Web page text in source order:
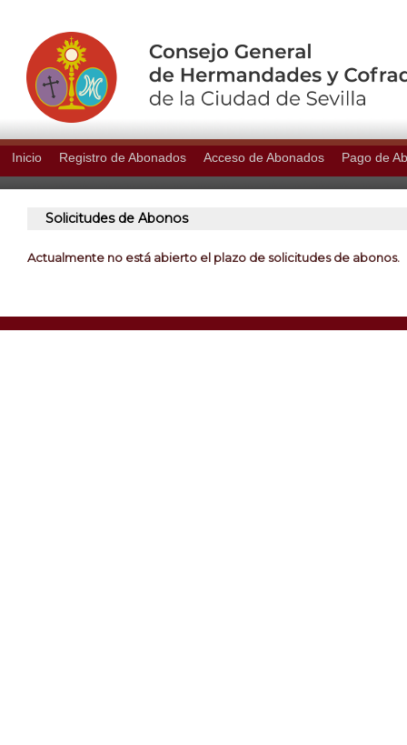
Inicio Registro de Abonados Acceso de Abonados Pago de
Solicitudes de Abonos
Actualmente no está abierto el plazo de solicitudes de abonos.